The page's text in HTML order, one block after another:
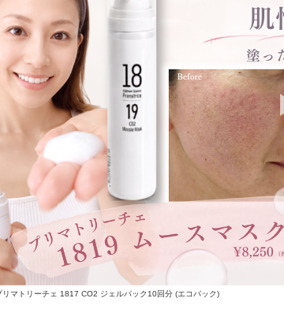
リマトリーチェ 1817 CO2 ジェルパック10回分 (エコパック)